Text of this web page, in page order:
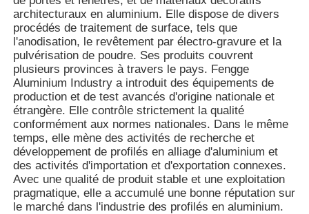
Profiles de cuisine en aluminium
Profils de fenêtre en aluminium
Profiles de porte en aluminium
Extrusion industrielle de l'aluminium
Accessoires pour profilés en aluminium
rebut. Cela s'aligne sur les concepts de
bâtiments écologiques et de
développement durable, et il n'y a pas de
pollution causée par les déchets de
construction.
4. L'aluminium a une faible densité, son
poids n'étant que d'un tiers de celui de
l'acier. Cela réduit la charge sur les
bâtiments, rend le transport et
l'installation plus faciles, et abaisse les
exigences pour la structure du mur.
architecturaux en aluminium. Elle dispose de divers
procédés de traitement de surface, tels que
l'anodisation, le revêtement par électro-gravure et la
pulvérisation de poudre. Ses produits couvrent
plusieurs provinces à travers le pays. Fengge
Aluminium Industry a introduit des équipements de
production et de test avancés d'origine nationale et
étrangère. Elle contrôle strictement la qualité
conformément aux normes nationales. Dans le même
temps, elle mène des activités de recherche et
développement de profilés en alliage d'aluminium et
des activités d'importation et d'exportation connexes.
Avec une qualité de produit stable et une exploitation
pragmatique, elle a accumulé une bonne réputation sur
le marché dans l'industrie des profilés en aluminium.